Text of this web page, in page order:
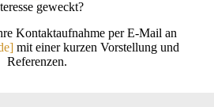
geweckt?
Kontaktaufnahme per E-Mail an
mit einer kurzen Vorstellung und
Referenzen.